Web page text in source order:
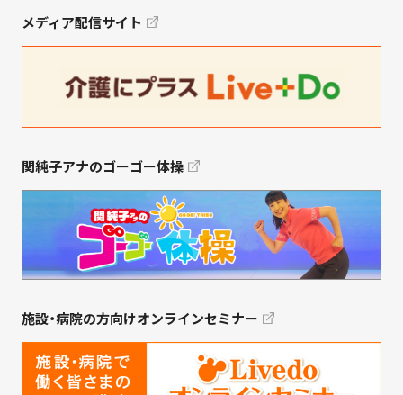
メディア配信サイト
関純子アナのゴーゴー体操
施設・病院の方向けオンラインセミナー